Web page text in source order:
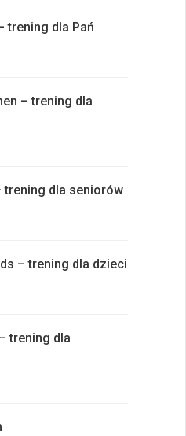
trening dla Pań
– trening dla
trening dla seniorów
– trening dla dzieci
trening dla